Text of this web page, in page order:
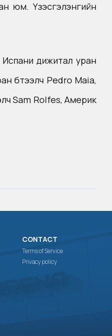
юм. Үзэсгэлэнгийн
дижитал уран
бүтээлч Pedro Maia,
Sam Rolfes, Aмерик
CONTACT
Terms of Service
Privacy policy